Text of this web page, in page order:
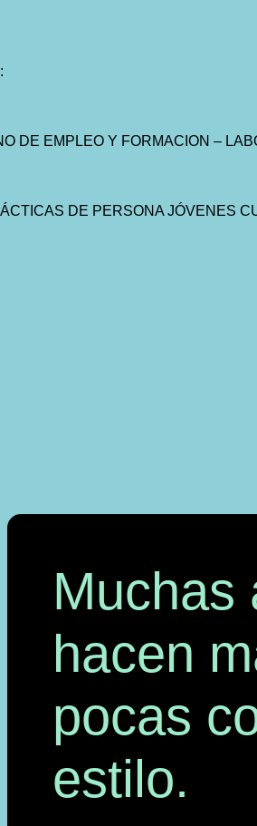
DE EMPLEO Y FORMACION –
DE PERSONA JÓVENES
Muchas
hacen
pocas
estilo.